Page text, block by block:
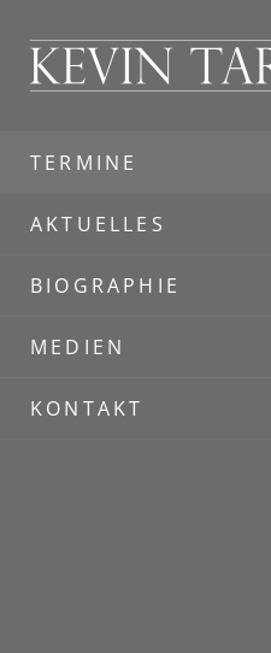
Kevin Tarte
TERMINE
AKTUELLES
BIOGRAPHIE
MEDIEN
KONTAKT